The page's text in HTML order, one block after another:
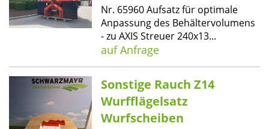
Nr. 65960 Aufsatz für optimale
Anpassung des Behältervolumens
- zu AXIS Streuer 240x13...
auf Anfrage
Sonstige Rauch Z14
Wurfflägelsatz
Wurfscheiben